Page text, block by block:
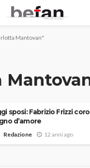
Mantovan"
sposi: Fabrizio Frizzi
d’amore
Redazione 12 anni ago